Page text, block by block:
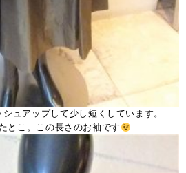
ュアップして少し短くしています。
とこ。この長さのお袖です